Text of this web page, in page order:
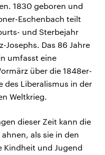
1830 geboren und
Eschenbach teilt
und Sterbejahr
Josephs. Das 86 Jahre
umfasst eine
über die 1848er-
des Liberalismus in der
Weltkrieg.
dieser Zeit kann die
als sie in den
Kindheit und Jugend